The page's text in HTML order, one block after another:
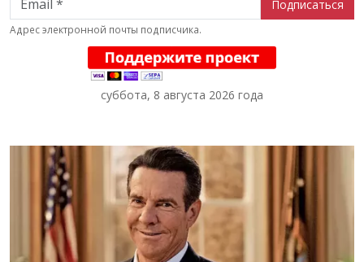
Адрес электронной почты подписчика.
суббота, 8 августа 2026 года